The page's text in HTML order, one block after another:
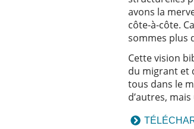
avons la
côte-à-côte.
sommes plus
Cette vision
du migrant et
tous dans le
d’autres,